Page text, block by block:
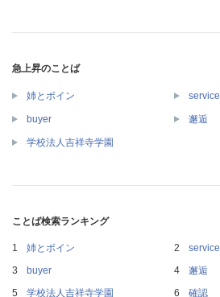
急上昇のことば
姉とボイン service
buyer 邂逅
学校法人吉祥寺学園
ことば検索ランキング
姉とボイン
service
buyer
邂逅
学校法人吉祥寺学園
確認